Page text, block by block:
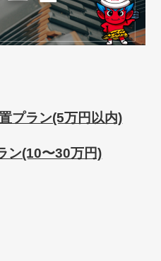
プラン(5万円以内)
ン(10〜30万円)